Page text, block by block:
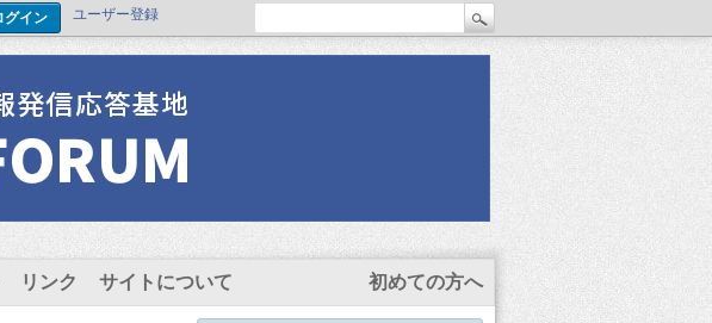
ユーザー登録
リンク サイトについて 初めての方へ